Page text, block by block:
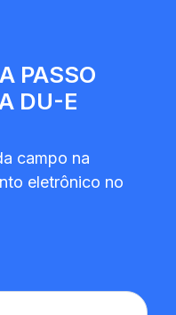
PASSO
DU-E
campo na
eletrônico no